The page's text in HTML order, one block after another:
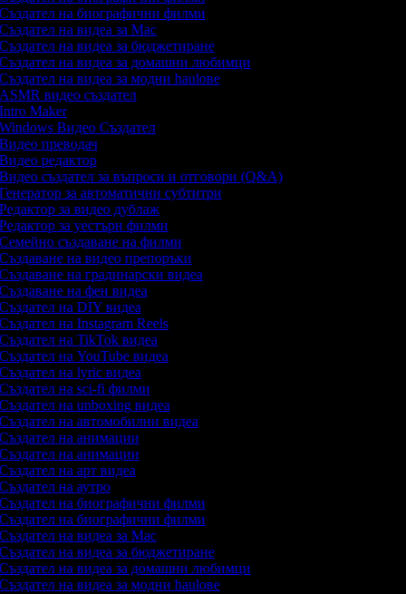
на биографични филми
на видеа за Mac
на видеа за бюджетиране
на видеа за домашни любимци
на видеа за модни haulове
видео създател
Maker
Видео Създател
преводач
редактор
създател за въпроси и отговори (Q&A)
за автоматични субтитри
за видео дублаж
за уестърн филми
създаване на филми
на видео препоръки
на градинарски видеа
на фен видеа
на DIY видеа
на Instagram Reels
на TikTok видеа
на YouTube видеа
на lyric видеа
на sci-fi филми
на unboxing видеа
на автомобилни видеа
на анимации
на анимации
на арт видеа
на аутро
на биографични филми
на биографични филми
на видеа за Mac
на видеа за бюджетиране
на видеа за домашни любимци
на видеа за модни haulове